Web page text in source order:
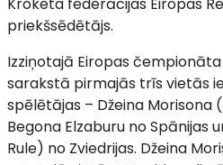
priekšsēdētājs.
Izziņotajā Eiropas
sarakstā pirmajās trīs vietās
spēlētājas – Džeina Morisona
Begona Elzaburu no Spānijas
Rule) no Zviedrijas. Džeina